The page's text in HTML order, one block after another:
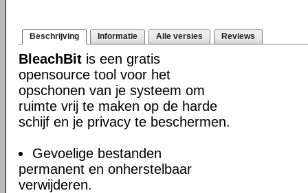
Beschrijving Informatie Alle versies Reviews
BleachBit is een gratis
opensource tool voor het
opschonen van je systeem om
ruimte vrij te maken op de harde
schijf en je privacy te beschermen.
Gevoelige bestanden
permanent en onherstelbaar
verwijderen.